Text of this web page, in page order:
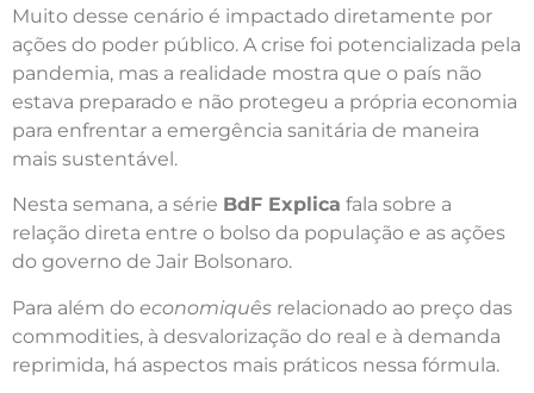
Muito desse cenário é impactado diretamente por
ações do poder público. A crise foi potencializada pela
pandemia, mas a realidade mostra que o país não
estava preparado e não protegeu a própria economia
para enfrentar a emergência sanitária de maneira
mais sustentável.
Nesta semana, a série BdF Explica fala sobre a
relação direta entre o bolso da população e as ações
do governo de Jair Bolsonaro.
Para além do economiquês relacionado ao preço das
commodities, à desvalorização do real e à demanda
reprimida, há aspectos mais práticos nessa fórmula.